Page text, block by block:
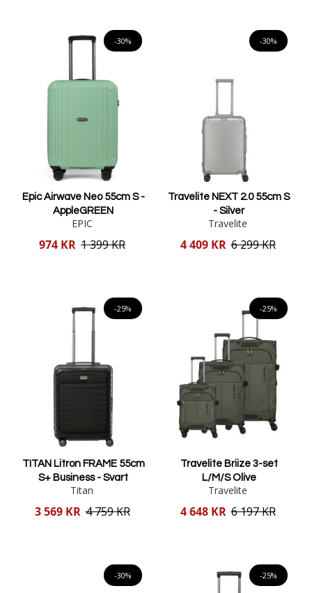
-30%
Epic Airwave Neo 55cm S -
AppleGREEN
EPIC
Reducerat
974 KR 1 399 KR
-30%
Travelite NEXT 2.0 55cm S
- Silver
Travelite
Reducerat
4 409 KR 6 299 KR
-25%
TITAN Litron FRAME 55cm
S+ Business - Svart
Titan
Reducerat
3 569 KR 4 759 KR
-25%
Travelite Briize 3-set
L/M/S Olive
Travelite
Reducerat
4 648 KR 6 197 KR
-30% -25%